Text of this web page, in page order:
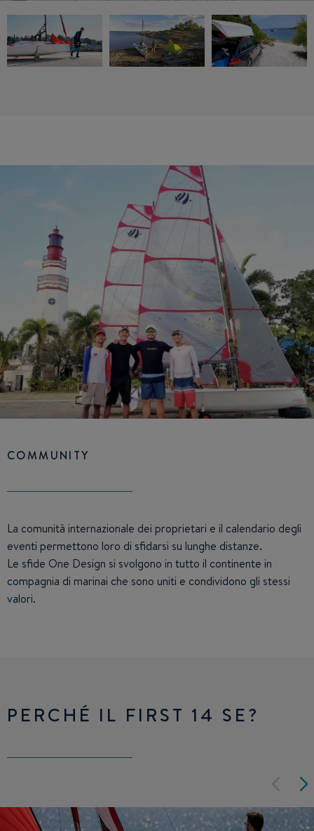
COMMUNITY
La comunità internazionale dei proprietari e il calendario degli
eventi permettono loro di sfidarsi su lunghe distanze.
Le sfide One Design si svolgono in tutto il continente in
compagnia di marinai che sono uniti e condividono gli stessi
valori.
PERCHÉ IL FIRST 14 SE?